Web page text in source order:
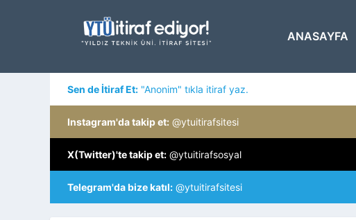
ANASAYFA
Sen de İtiraf Et: "Anonim" tıkla itiraf yaz.
Instagram'da takip et: @ytuitirafsitesi
X(Twitter)'te takip et: @ytuitirafsosyal
Telegram'da bize katıl: @ytuitirafsitesi